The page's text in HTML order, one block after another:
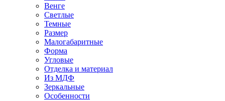
Венге
Светлые
Темные
Размер
Малогабаритные
Форма
Угловые
Отделка и материал
Из МДФ
Зеркальные
Особенности